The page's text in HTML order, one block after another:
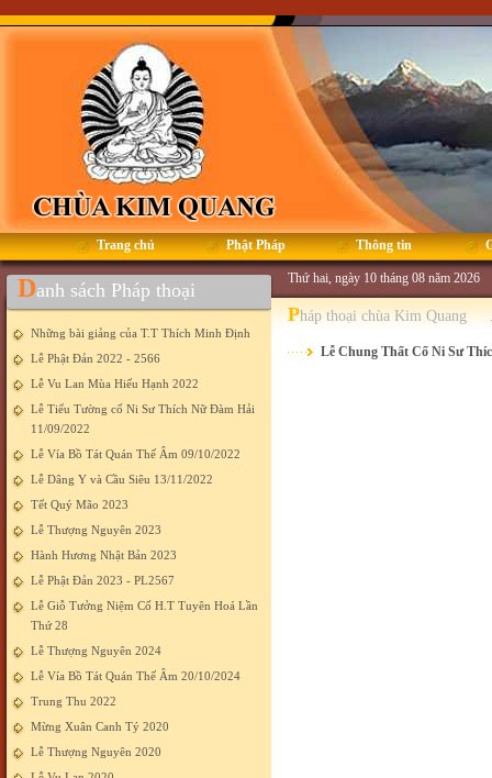
Trang chủ Phật Pháp Thông tin
Danh sách Pháp thoại
Những bài giảng của T.T Thích Minh Định
Lễ Phật Đản 2022 - 2566
Lễ Vu Lan Mùa Hiếu Hạnh 2022
Lễ Tiểu Tường cố Ni Sư Thích Nữ Đàm Hải
11/09/2022
Lễ Vía Bồ Tát Quán Thế Âm 09/10/2022
Lễ Dâng Y và Cầu Siêu 13/11/2022
Tết Quý Mão 2023
Lễ Thượng Nguyên 2023
Hành Hương Nhật Bản 2023
Lễ Phật Đản 2023 - PL2567
Lễ Giỗ Tưởng Niệm Cố H.T Tuyên Hoá Lần
Thứ 28
Lễ Thượng Nguyên 2024
Lễ Vía Bồ Tát Quán Thế Âm 20/10/2024
Trung Thu 2022
Mừng Xuân Canh Tý 2020
Lễ Thượng Nguyên 2020
Thứ hai, ngày 10 tháng 08 năm 2026
Pháp thoại chùa Kim Quang
Lễ Chung Thất Cố Ni Sư